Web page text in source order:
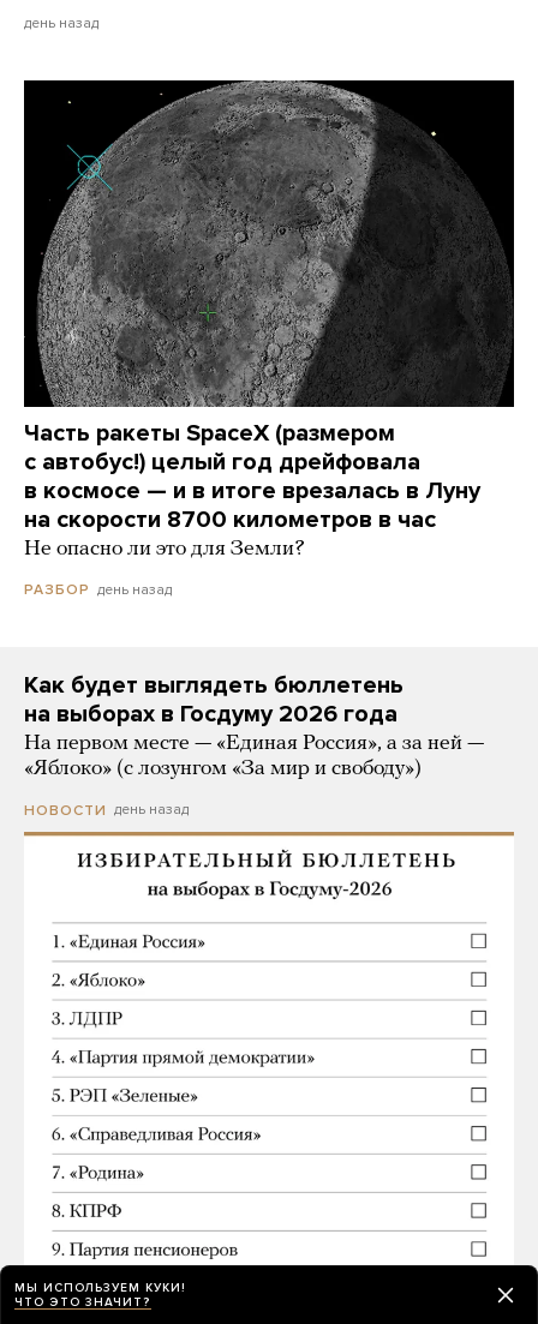
день назад
Часть ракеты SpaceX (размером
с автобус!) целый год дрейфовала
в космосе — и в итоге врезалась в Луну
на скорости 8700 километров в час
Не опасно ли это для Земли?
РАЗБОР день назад
Как будет выглядеть бюллетень
на выборах в Госдуму 2026 года
На первом месте — «Единая Россия», а за ней —
«Яблоко» (с лозунгом «За мир и свободу»)
НОВОСТИ день назад
МЫ ИСПОЛЬЗУЕМ КУКИ!
ЧТО ЭТО ЗНАЧИТ?